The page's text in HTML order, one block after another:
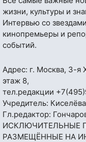
жизни, культуры и
Интервью со
кинопремьеры и
событий.
Адрес: г. Москва, 3-я
этаж 8,
тел.редакции
Учредитель:
Гл.редактор:
ИСКЛЮЧИТЕЛЬНЫЕ
РАЗМЕЩЁННЫЕ НА